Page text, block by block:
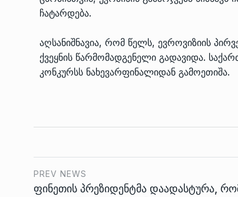
ჩატარდება.
აღსანიშნავია, რომ წელს, ევროვიზიის
ქვეყნის წარმომადგენელი გადავიდა.
კონკურსს ნახევარფინალიდან გამოეთიშა.
PREV NEWS
ფინეთის პრეზიდენტმა დაადასტურა,